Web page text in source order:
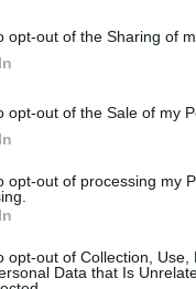
opt-out of the Sharing of
opt-out of the Sale of my
opt-out of processing my
opt-out of Collection,
Data that Is